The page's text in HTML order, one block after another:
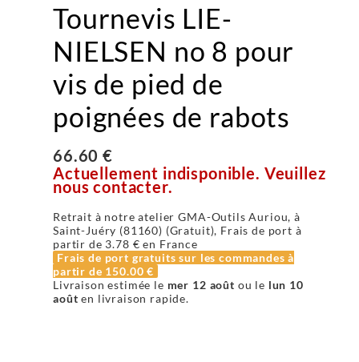
Tournevis LIE-
NIELSEN no 8 pour
vis de pied de
poignées de rabots
66.60 €
Actuellement indisponible. Veuillez
nous contacter.
Retrait à notre atelier GMA-Outils Auriou, à
Saint-Juéry (81160) (Gratuit), Frais de port à
partir de 3.78 € en France
Frais de port gratuits sur les commandes à
partir de 150.00 €
Livraison estimée le mer 12 août ou le lun 10
août en livraison rapide.